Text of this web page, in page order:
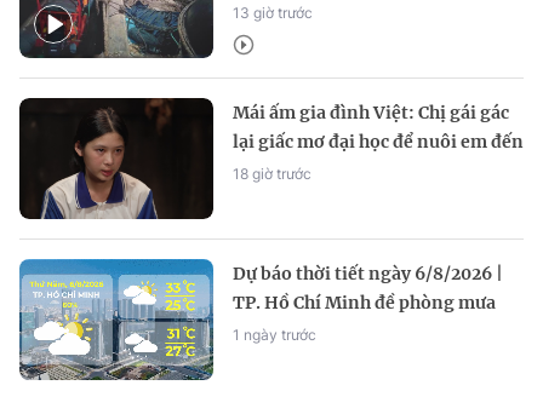
13 giờ trước
Mái ấm gia đình Việt: Chị gái gác
lại giấc mơ đại học để nuôi em đến
trường
18 giờ trước
Dự báo thời tiết ngày 6/8/2026 |
TP. Hồ Chí Minh đề phòng mưa
dông, lốc, sét chiều tối
1 ngày trước